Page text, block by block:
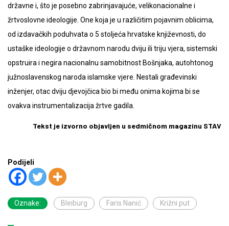
državne i, što je posebno zabrinjavajuće, velikonacionalne i
žrtvoslovne ideologije. One koja je u različitim pojavnim oblicima,
od izdavačkih poduhvata o 5 stoljeća hrvatske književnosti, do
ustaške ideologije o državnom narodu dviju ili triju vjera, sistemski
opstruira i negira nacionalnu samobitnost Bošnjaka, autohtonog
južnoslavenskog naroda islamske vjere. Nestali građevinski
inženjer, otac dviju djevojčica bio bi među onima kojima bi se
ovakva instrumentalizacija žrtve gadila.
Tekst je izvorno objavljen u sedmičnom magazinu STAV
Podijeli
Oznake: Bleiburg Faris Nanić Križni put